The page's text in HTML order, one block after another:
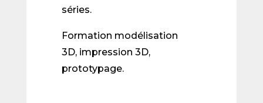
séries.
Formation modélisation
3D, impression 3D,
prototypage.